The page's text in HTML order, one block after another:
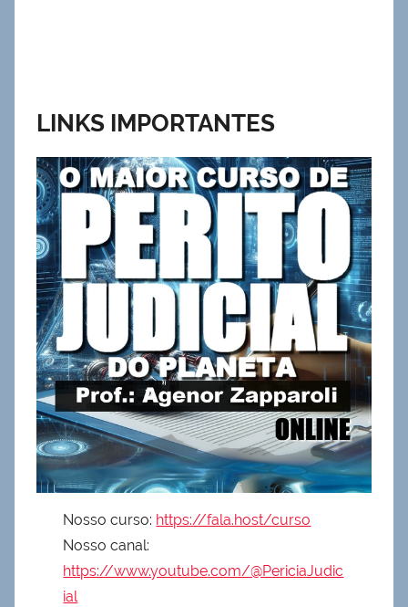
LINKS IMPORTANTES
Nosso curso: https://fala.host/curso
Nosso canal:
https://www.youtube.com/@PericiaJudic
ial